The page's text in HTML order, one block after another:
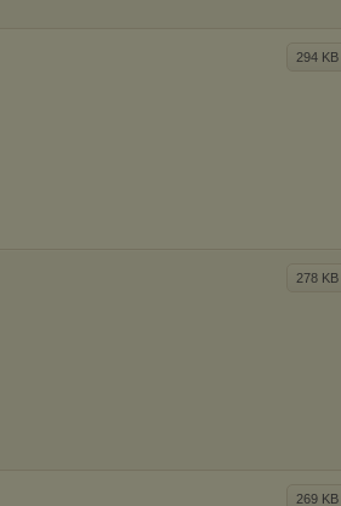
294 KB
278 KB
269 KB